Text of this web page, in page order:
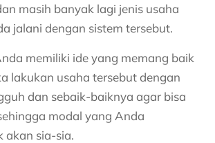
masih banyak lagi jenis usaha
jalani dengan sistem tersebut.
memiliki ide yang memang baik
lakukan usaha tersebut dengan
dan sebaik-baiknya agar bisa
modal yang Anda
akan sia-sia.